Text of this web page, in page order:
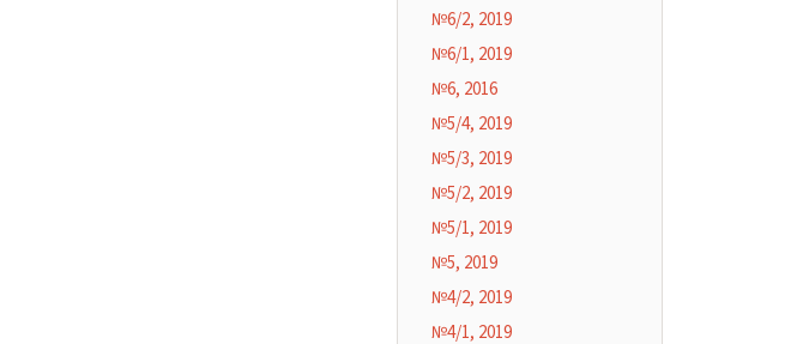
№6/2, 2019
№6/1, 2019
№6, 2016
№5/4, 2019
№5/3, 2019
№5/2, 2019
№5/1, 2019
№5, 2019
№4/2, 2019
№4/1, 2019